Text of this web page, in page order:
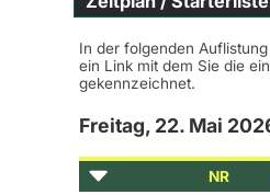
In der folgenden
ein Link mit dem Sie die
gekennzeichnet.
Freitag, 22. Mai
NR